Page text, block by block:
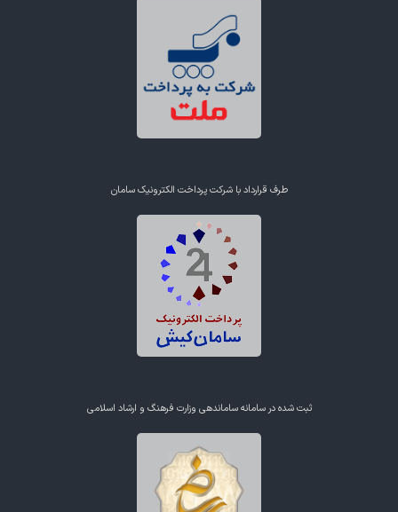
طرف قرارداد با شرکت پرداخت الکترونیک سامان
ثبت شده در سامانه ساماندهی وزارت فرهنگ و ارشاد اسلامی